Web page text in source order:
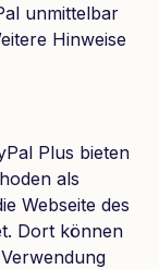
unmittelbar
Hinweise
Plus bieten
als
Webseite des
Dort können